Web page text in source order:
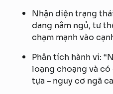
Nhận diện trạng
đang nằm ngủ, tư
chạm mạnh vào
Phân tích hành vi:
loạng choạng và
tựa – nguy cơ ngã